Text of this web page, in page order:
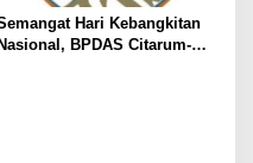
Hari Kebangkitan
Nasional, BPDAS Citarum-